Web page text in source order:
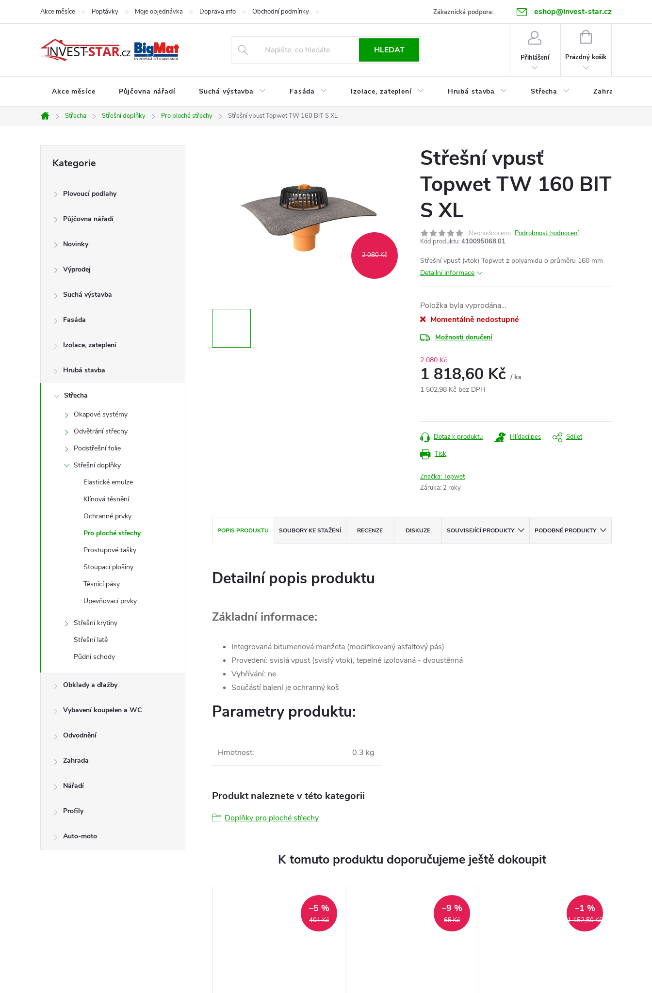
Zákaznická podpora: eshop@invest-star.cz
Akce měsíce Poptávky Moje objednávka Doprava info Obchodní podmínky Kontakt
HLEDAT
Přihlášení
NÁKUPNÍ
Prázdný košík
Akce měsíce Půjčovna nářadí Suchá výstavba Fasáda Izolace, zateplení Hrubá stavba Střecha Zahrada
Domů
Střecha Střešní doplňky Pro ploché střechy Střešní vpusť Topwet TW 160 BIT S XL
kategorie
Kategorie
Plovoucí podlahy
Půjčovna nářadí
Novinky
Výprodej
Suchá výstavba
Fasáda
Izolace, zateplení
Hrubá stavba
Střecha
Okapové systémy
Odvětrání střechy
Podstřešní folie
Střešní doplňky
Elastické emulze
Klínová těsnění
Ochranné prvky
Pro ploché střechy
Prostupové tašky
Stoupací plošiny
Těsnící pásy
Upevňovací prvky
Střešní krytiny
Střešní latě
Půdní schody
Obklady a dlažby
Vybavení koupelen a WC
Odvodnění
Zahrada
Nářadí
Profily
Auto-moto
2 080 Kč
Střešní vpusť
Topwet TW 160 BIT
S XL
Neohodnoceno Podrobnosti hodnocení
Kód produktu: 410095068.01
Střešní vpusť (vtok) Topwet z polyamidu o průměru 160 mm
Detailní informace
Položka byla vyprodána…
Momentálně nedostupné
Možnosti doručení
2 080 Kč
1 818,60 Kč / ks
1 502,98 Kč bez DPH
Tisk
Dotaz k produktu Hlídací pes Sdílet
Značka:Topwet
Záruka: 2 roky
POPIS PRODUKTU SOUBORY KE STAŽENÍ RECENZE DISKUZE SOUVISEJÍCÍ PRODUKTY PODOBNÉ PRODUKTY
Detailní popis produktu
Základní informace:
Integrovaná bitumenová manžeta (modifikovaný asfaltový pás)
Provedení: svislá vpust (svislý vtok), tepelně izolovaná - dvoustěnná
Vyhřívání: ne
Součástí balení je ochranný koš
Parametry produktu:
Hmotnost: 0.3 kg
Produkt naleznete v této kategorii
Doplňky pro ploché střechy
K tomuto produktu doporučujeme ještě dokoupit
401 Kč
–5 %
65 Kč
–9 %
1 152,50 Kč
–1 %